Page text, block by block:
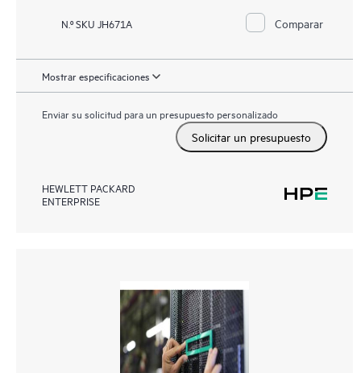
N.º SKU JH671A Comparar
Mostrar especificaciones
Enviar su solicitud para un presupuesto personalizado
Solicitar un presupuesto
HEWLETT PACKARD
ENTERPRISE